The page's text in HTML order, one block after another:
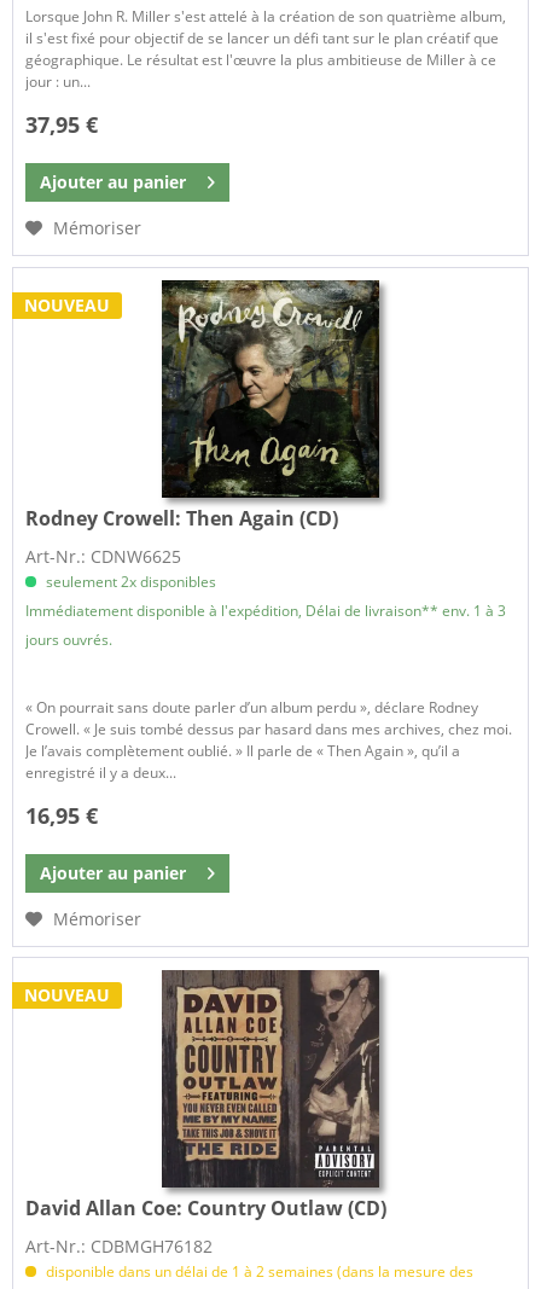
Lorsque John R. Miller s'est attelé à la création de son quatrième album,
il s'est fixé pour objectif de se lancer un défi tant sur le plan créatif que
géographique. Le résultat est l'œuvre la plus ambitieuse de Miller à ce
jour : un...
37,95 €
Ajouter au panier
Mémoriser
NOUVEAU
Rodney Crowell:Then Again (CD)
Art-Nr.: CDNW6625
seulement 2x disponibles
Immédiatement disponible à l'expédition, Délai de livraison** env. 1 à 3
jours ouvrés.
« On pourrait sans doute parler d’un album perdu », déclare Rodney
Crowell. « Je suis tombé dessus par hasard dans mes archives, chez moi.
Je l’avais complètement oublié. » Il parle de « Then Again », qu’il a
enregistré il y a deux...
16,95 €
Ajouter au panier
Mémoriser
NOUVEAU
David Allan Coe: Country Outlaw (CD)
Art-Nr.: CDBMGH76182
disponible dans un délai de 1 à 2 semaines (dans la mesure des